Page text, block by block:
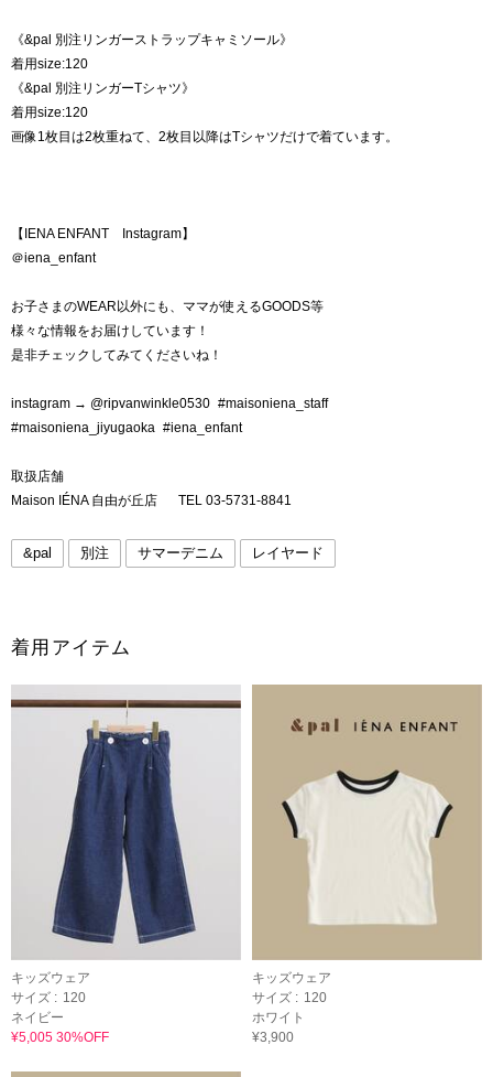
《&pal 別注リンガーストラップキャミソール》
着用size:120
《&pal 別注リンガーTシャツ》
着用size:120
画像1枚目は2枚重ねて、2枚目以降はTシャツだけで着ています。
【IENA ENFANT Instagram】
＠iena_enfant
お子さまのWEAR以外にも、ママが使えるGOODS等
様々な情報をお届けしています！
是非チェックしてみてくださいね！
instagram → @ripvanwinkle0530 #maisoniena_staff
#maisoniena_jiyugaoka #iena_enfant
取扱店舗
Maison IÉNA 自由が丘店 TEL 03-5731-8841
&pal 別注 サマーデニム レイヤード
着用アイテム
キッズウェア
サイズ : 120
ネイビー
¥5,005 30%OFF
キッズウェア
サイズ : 120
ホワイト
¥3,900